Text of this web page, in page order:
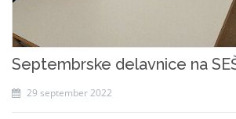
Septembrske delavnice na
29 september 2022